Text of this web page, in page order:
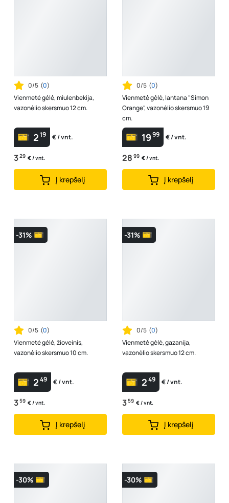
0/5 (0)
Vienmetė gėlė, miulenbekija,
vazonėlio skersmuo 12 cm.
219 € / vnt.
329 € / vnt.
Į krepšelį
0/5 (0)
Vienmetė gėlė, lantana "Simon
Orange", vazonėlio skersmuo 19
cm.
1999 € / vnt.
28 99 € / vnt.
Į krepšelį
-31%
0/5 (0)
Vienmetė gėlė, žioveinis,
vazonėlio skersmuo 10 cm.
249 € / vnt.
359 € / vnt.
Į krepšelį
-31%
0/5 (0)
Vienmetė gėlė, gazanija,
vazonėlio skersmuo 12 cm.
249 € / vnt.
359 € / vnt.
Į krepšelį
-30% -30%